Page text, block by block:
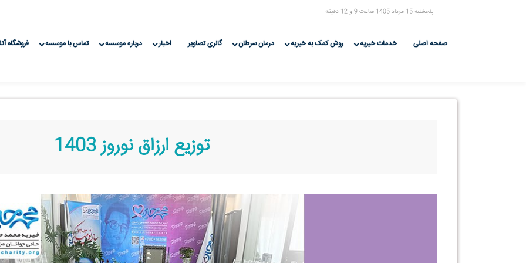
پنجشنبه 15 مرداد 1405 ساعت 9 و 12 دقیقه
صفحه اصلی خدمات خیریه روش کمک به خیریه درمان سرطان گالری تصاویر اخبار درباره موسسه تماس با موسسه فروشگاه
توزیع ارزاق نوروز 1403